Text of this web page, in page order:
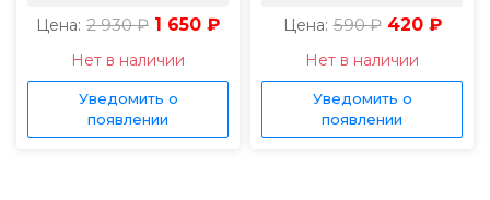
Цена: 2 930 ₽ 1 650 ₽
Нет в наличии
Уведомить о
появлении
Цена: 590 ₽ 420 ₽
Нет в наличии
Уведомить о
появлении